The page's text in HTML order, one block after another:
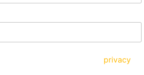
privacy